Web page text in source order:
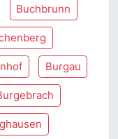
Buchbrunn
Burgau